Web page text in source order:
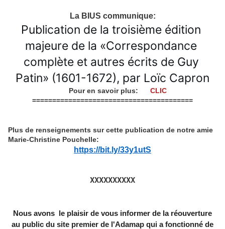
La BIUS communique:
Publication de la troisième édition
majeure de la «Correspondance
complète et autres écrits de Guy
Patin» (1601-1672), par Loïc Capron
Pour en savoir plus:
CLIC
========================================
Plus de renseignements sur cette publication de notre amie
Marie-Christine Pouchelle:
https://bit.ly/33y1utS
XXXXXXXXXX
Nous avons le plaisir de vous informer de la réouverture
au public du site premier de l'Adamap qui a fonctionné de